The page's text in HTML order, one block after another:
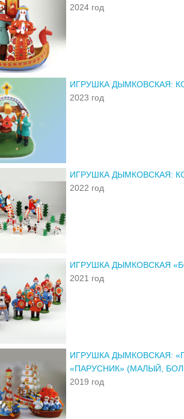
2024 год
ИГРУШКА ДЫМКОВСКАЯ:
2023 год
ИГРУШКА ДЫМКОВСКАЯ:
2022 год
ИГРУШКА ДЫМКОВСКАЯ
2021 год
ИГРУШКА ДЫМКОВСКАЯ:
«ПАРУСНИК» (МАЛЫЙ,
2019 год